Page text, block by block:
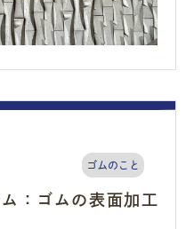
ゴムのこと
：ゴムの表面加工